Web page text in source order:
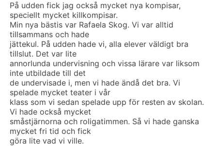
På udden fick jag också mycket nya kompisar,
speciellt mycket killkompisar.
Min nya bästis var Rafaela Skog. Vi var alltid
tillsammans och hade
jättekul. På udden hade vi, alla elever väldigt bra
tillslut. Det var lite
annorlunda undervisning och vissa lärare var liksom
inte utbildade till det
de undervisade i, men vi hade ändå det bra. Vi
spelade mycket teater i vår
klass som vi sedan spelade upp för resten av skolan.
Vi hade också mycket
småstjärnorna och roligatimmen. Så vi hade ganska
mycket fri tid och fick
göra lite vad vi ville.